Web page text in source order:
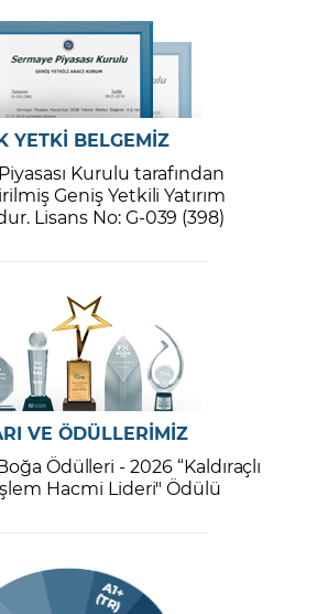
YETKİ BELGEMİZ
Kurulu tarafından
Geniş Yetkili Yatırım
Lisans No: G-039 (398)
VE ÖDÜLLERİMİZ
Ödülleri - 2026 “Kaldıraçlı
Hacmi Lideri" Ödülü